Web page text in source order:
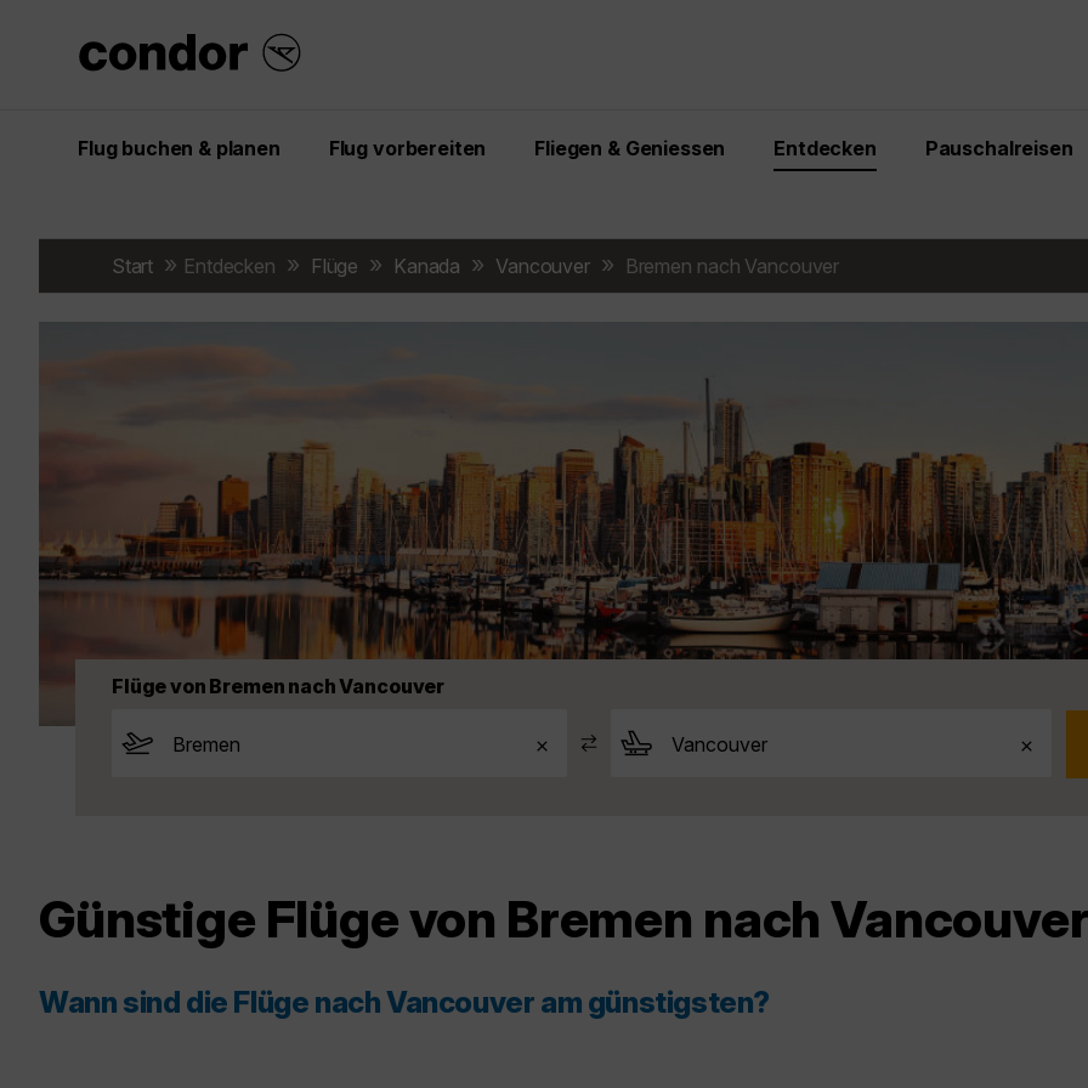
Flug buchen & planen Flug vorbereiten Fliegen & Geniessen Entdecken Pauschalreisen
Start Entdecken Flüge Kanada Vancouver Bremen nach Vancouver
Flüge von Bremen nach Vancouver
Günstige Flüge von Bremen nach
Wann sind die Flüge nach Vancouver am günstigsten?